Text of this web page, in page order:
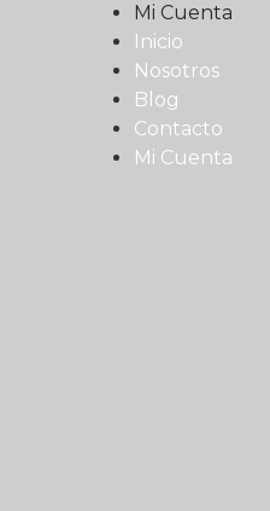
Mi Cuenta
Inicio
Nosotros
Blog
Contacto
Mi Cuenta